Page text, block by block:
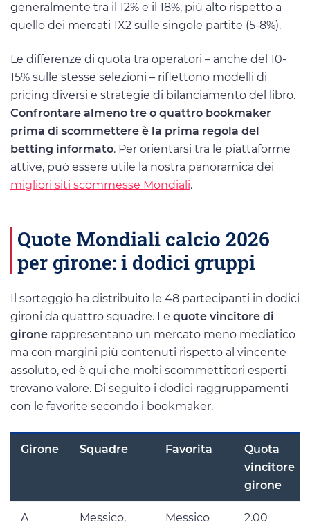
generalmente tra il 12% e il 18%, più alto rispetto a
quello dei mercati 1X2 sulle singole partite (5-8%).
Le differenze di quota tra operatori – anche del 10-
15% sulle stesse selezioni – riflettono modelli di
pricing diversi e strategie di bilanciamento del libro.
Confrontare almeno tre o quattro bookmaker
prima di scommettere è la prima regola del
betting informato. Per orientarsi tra le piattaforme
attive, può essere utile la nostra panoramica dei
migliori siti scommesse Mondiali.
Quote Mondiali calcio 2026
per girone: i dodici gruppi
Il sorteggio ha distribuito le 48 partecipanti in dodici
gironi da quattro squadre. Le quote vincitore di
girone rappresentano un mercato meno mediatico
ma con margini più contenuti rispetto al vincente
assoluto, ed è qui che molti scommettitori esperti
trovano valore. Di seguito i dodici raggruppamenti
con le favorite secondo i bookmaker.
Girone Squadre Favorita
Quota
vincitore
girone
A
Messico,
Messico 2.00